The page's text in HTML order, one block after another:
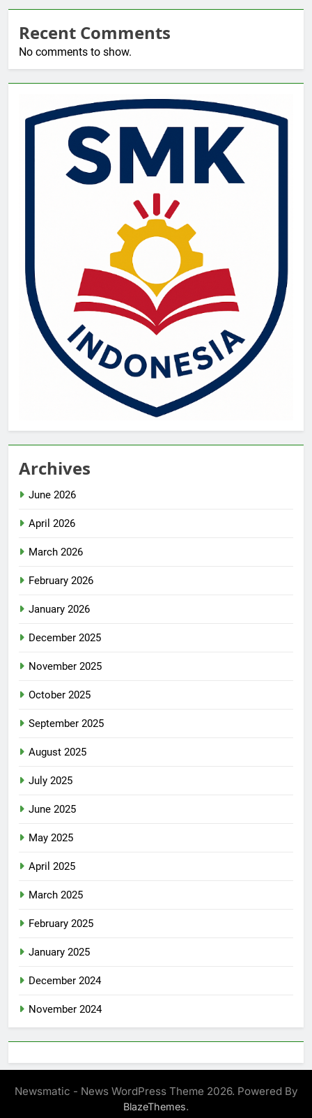
Recent Comments
No comments to show.
Archives
June 2026
April 2026
March 2026
February 2026
January 2026
December 2025
November 2025
October 2025
September 2025
August 2025
July 2025
June 2025
May 2025
April 2025
March 2025
February 2025
January 2025
December 2024
November 2024
Newsmatic - News WordPress Theme 2026. Powered By
BlazeThemes.